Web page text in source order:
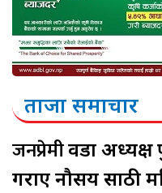
ताजा समाचार
जनप्रेमीवडा
गराए नौसय साठी